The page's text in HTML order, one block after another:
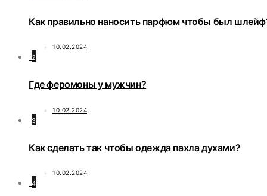
Как правильно наносить парфюм чтобы был
10.02.2024
2
Где феромоны у мужчин?
10.02.2024
3
Как сделать так чтобы одежда пахла духами?
10.02.2024
4